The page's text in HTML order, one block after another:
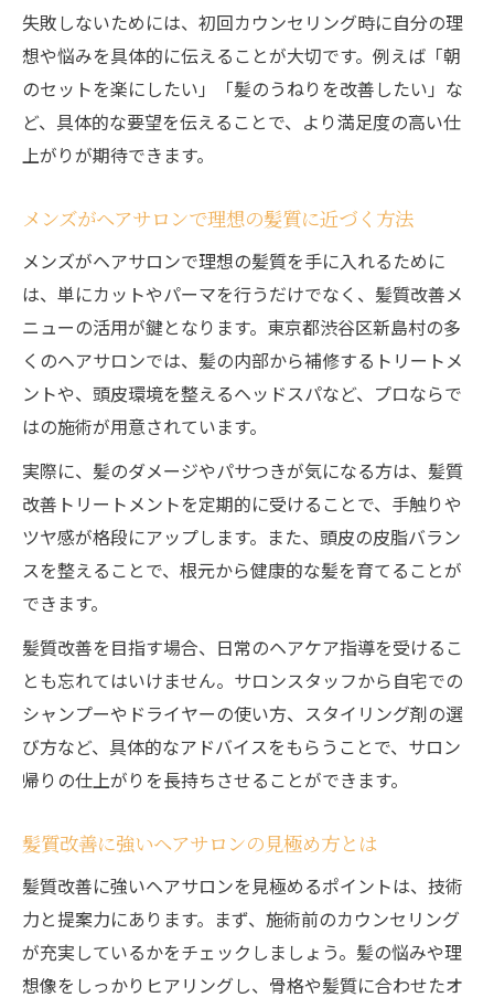
る
メンズ必見の芸能人級仕上がりヘアサロン
話題のヘアサロンでトレンドを先取りしよ
う
芸能人のヘアスタイルもヘアサロンで叶う
日常ケアも考えた髪型選びのポイントを解説
ヘアサロンで提案する日常ケア重視の髪型
毎日が楽になるヘアサロンの髪型提案術
忙しいメンズにも最適なヘアサロンの髪型
髪質改善を活かすヘアサロンのケアアドバ
イス
扱いやすさ重視の髪型はヘアサロンで決ま
る
再現性の高いヘアサロン活用術を徹底紹介
ヘアサロンで再現性の高いスタイルを作る
メンズが日常で再現しやすいヘアサロン提
案
毎朝が楽しくなるヘアサロンのセット術と
は
自宅でも簡単に決まるヘアサロンのアドバ
イス
失敗しないためには、初回カウンセリング時に自分の理
想や悩みを具体的に伝えることが大切です。例えば「朝
のセットを楽にしたい」「髪のうねりを改善したい」な
ど、具体的な要望を伝えることで、より満足度の高い仕
上がりが期待できます。
メンズがヘアサロンで理想の髪質に近づく方法
メンズがヘアサロンで理想の髪質を手に入れるために
は、単にカットやパーマを行うだけでなく、髪質改善メ
ニューの活用が鍵となります。東京都渋谷区新島村の多
くのヘアサロンでは、髪の内部から補修するトリートメ
ントや、頭皮環境を整えるヘッドスパなど、プロならで
はの施術が用意されています。
実際に、髪のダメージやパサつきが気になる方は、髪質
改善トリートメントを定期的に受けることで、手触りや
ツヤ感が格段にアップします。また、頭皮の皮脂バラン
スを整えることで、根元から健康的な髪を育てることが
できます。
髪質改善を目指す場合、日常のヘアケア指導を受けるこ
とも忘れてはいけません。サロンスタッフから自宅での
シャンプーやドライヤーの使い方、スタイリング剤の選
び方など、具体的なアドバイスをもらうことで、サロン
帰りの仕上がりを長持ちさせることができます。
髪質改善に強いヘアサロンの見極め方とは
髪質改善に強いヘアサロンを見極めるポイントは、技術
力と提案力にあります。まず、施術前のカウンセリング
が充実しているかをチェックしましょう。髪の悩みや理
想像をしっかりヒアリングし、骨格や髪質に合わせたオ